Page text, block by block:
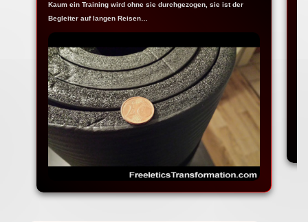
Kaum ein Training wird ohne sie durchgezogen, sie ist der
Begleiter auf langen Reisen…